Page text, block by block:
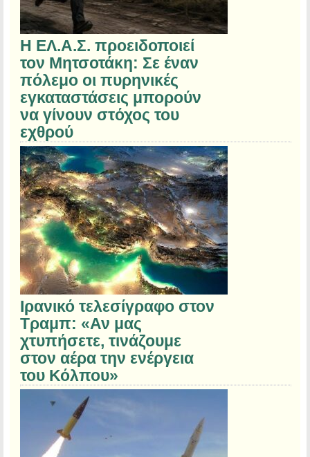
Η ΕΛ.Α.Σ. προειδοποιεί
τον Μητσοτάκη: Σε έναν
πόλεμο οι πυρηνικές
εγκαταστάσεις μπορούν
να γίνουν στόχος του
εχθρού
Ιρανικό τελεσίγραφο στον
Τραμπ: «Αν μας
χτυπήσετε, τινάζουμε
στον αέρα την ενέργεια
του Κόλπου»